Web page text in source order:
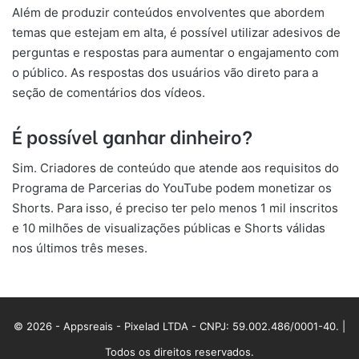
Além de produzir conteúdos envolventes que abordem
temas que estejam em alta, é possível utilizar adesivos de
perguntas e respostas para aumentar o engajamento com
o público. As respostas dos usuários vão direto para a
seção de comentários dos vídeos.
É possível ganhar dinheiro?
Sim. Criadores de conteúdo que atende aos requisitos do
Programa de Parcerias do YouTube podem monetizar os
Shorts. Para isso, é preciso ter pelo menos 1 mil inscritos
e 10 milhões de visualizações públicas e Shorts válidas
nos últimos três meses.
© 2026 - Appsreais - Pixelad LTDA - CNPJ: 59.002.486/0001-40. |
Todos os direitos reservados.